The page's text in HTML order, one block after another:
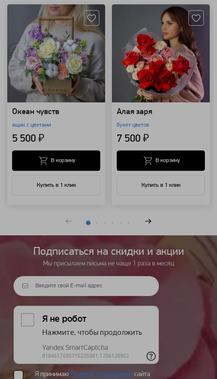
Океан чувств
ящик с цветами
5 500 ₽
Купить в 1 клик
В корзину
Алая заря
букет цветов
7 500 ₽
Купить в 1 клик
В корзину
Подписаться на cкидки и акции
Мы присылаем письма не чаще 1 раза в месяц
Я принимаю Правила пользования сайта